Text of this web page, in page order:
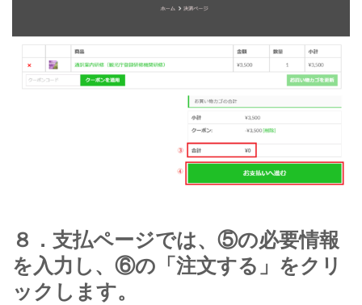
８．支払ページでは、⑤の必要情報
を入力し、⑥の「注文する」をクリ
ックします。